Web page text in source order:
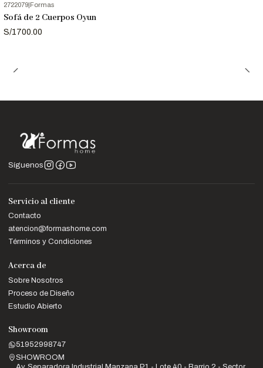
2722079|Formas
Sofá de 2 Cuerpos Oyun
S/1700.00
Síguenos
Servicio al cliente
Contacto
atencion@formashome.com
Términos y Condiciones
Acerca de
Sobre Nosotros
Proceso de Diseño
Estudio Abierto
Showroom
51952998747
SHOWROOM